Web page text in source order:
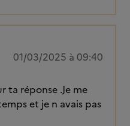
01/03/2025 à 09:40
ta réponse .Je me
et je n avais pas